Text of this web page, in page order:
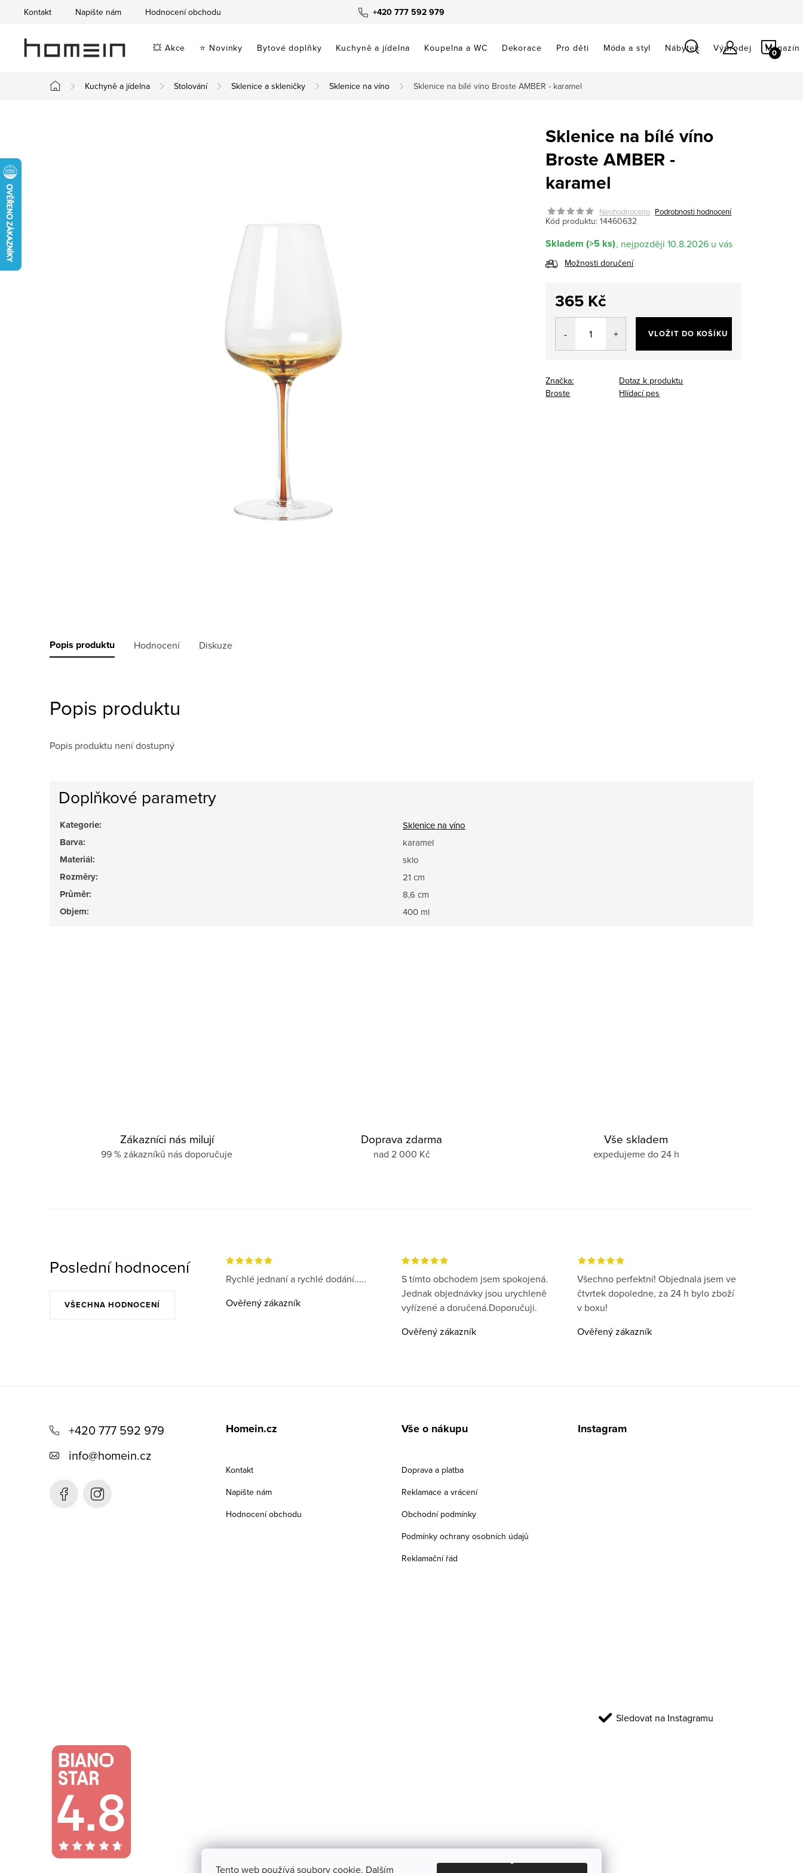
Tento web používá soubory cookie. Dalším
obsah
+420 777 592 979
Kontakt Napište nám Hodnocení obchodu
💥 Akce ⭐ Novinky Bytové doplňky Kuchyně a jídelna Koupelna a WC Dekorace Pro děti Móda a styl Nábytek Výprodej Magazín
Domů
Kuchyně a jídelna Stolování Sklenice a skleničky Sklenice na víno Sklenice na bílé víno Broste AMBER - karamel
Sklenice na bílé víno
Broste AMBER -
karamel
Neohodnoceno Podrobnosti hodnocení
Kód produktu: 14460632
Skladem (>5 ks) 10.8.2026
Možnosti doručení
365 Kč
Měrná
VLOŽIT DO KOŠÍKU
Značka:
Broste
Dotaz k produktu
Hlídací pes
Popis produktu Hodnocení Diskuze
Popis produktu
Popis produktu není dostupný
Doplňkové parametry
Kategorie: Sklenice na víno
Barva: karamel
Materiál: sklo
Rozměry: 21 cm
Průměr: 8,6 cm
Objem: 400 ml
Zákazníci nás milují
99 % zákazníků nás doporučuje
Doprava zdarma
nad 2 000 Kč
Vše skladem
expedujeme do 24 h
Poslední hodnocení
VŠECHNA HODNOCENÍ
Rychlé jednaní a rychlé dodání.....
Ověřený zákazník
S tímto obchodem jsem spokojená.
Jednak objednávky jsou urychleně
vyřízené a doručená.Doporučuji.
Ověřený zákazník
Všechno perfektní! Objednala jsem ve
čtvrtek dopoledne, za 24 h bylo zboží
v boxu!
Ověřený zákazník
+420 777 592 979
info@homein.cz
Homein.cz
Kontakt
Napište nám
Hodnocení obchodu
Vše o nákupu
Doprava a platba
Reklamace a vrácení
Obchodní podmínky
Podmínky ochrany osobních údajů
Reklamační řád
Instagram
Sledovat na Instagramu